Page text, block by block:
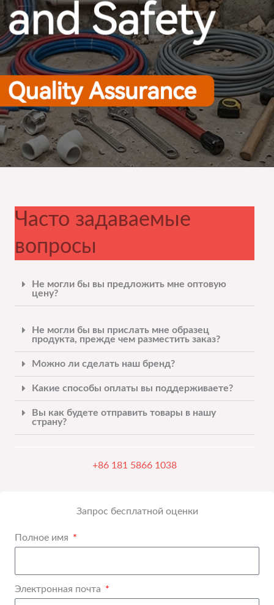
Часто задаваемые
вопросы
Не могли бы вы предложить мне оптовую
цену?
Не могли бы вы прислать мне образец
продукта, прежде чем разместить заказ?
Можно ли сделать наш бренд?
Какие способы оплаты вы поддерживаете?
Вы как будете отправить товары в нашу
страну?
+86 181 5866 1038
Запрос бесплатной оценки
Полное имя
Электронная почта